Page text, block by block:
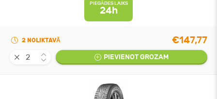
PIEGĀDES LAIKS
24h
2 NOLIKTAVĀ €147,77
PIEVIENOT GROZAM